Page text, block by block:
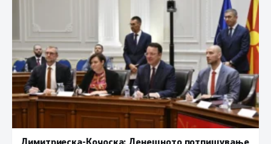
Димитриеска-Кочоска: Денешното потпишување